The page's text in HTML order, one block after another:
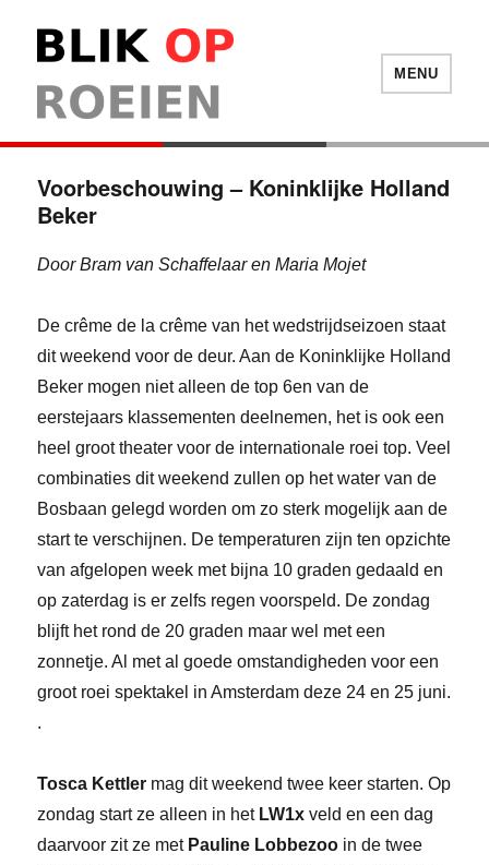
Blik Op Roeien
MENU
Voorbeschouwing – Koninklijke Holland
Beker
Door Bram van Schaffelaar en Maria Mojet
De crême de la crême van het wedstrijdseizoen staat
dit weekend voor de deur. Aan de Koninklijke Holland
Beker mogen niet alleen de top 6en van de
eerstejaars klassementen deelnemen, het is ook een
heel groot theater voor de internationale roei top. Veel
combinaties dit weekend zullen op het water van de
Bosbaan gelegd worden om zo sterk mogelijk aan de
start te verschijnen. De temperaturen zijn ten opzichte
van afgelopen week met bijna 10 graden gedaald en
op zaterdag is er zelfs regen voorspeld. De zondag
blijft het rond de 20 graden maar wel met een
zonnetje. Al met al goede omstandigheden voor een
groot roei spektakel in Amsterdam deze 24 en 25 juni.
.
Tosca Kettler mag dit weekend twee keer starten. Op
zondag start ze alleen in het LW1xveld en een dag
daarvoor zit ze met Pauline Lobbezoo in de twee